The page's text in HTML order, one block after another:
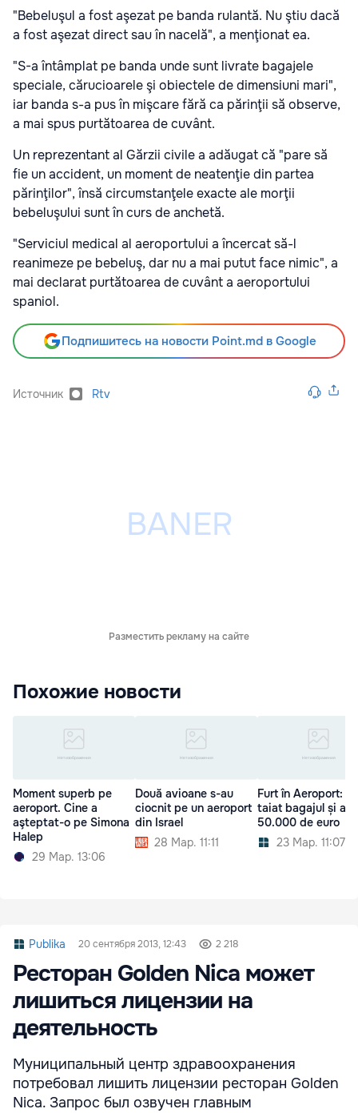
"Bebeluşul a fost aşezat pe banda rulantă. Nu ştiu dacă
a fost aşezat direct sau în nacelă", a menţionat ea.
"S-a întâmplat pe banda unde sunt livrate bagajele
speciale, cărucioarele şi obiectele de dimensiuni mari",
iar banda s-a pus în mişcare fără ca părinţii să observe,
a mai spus purtătoarea de cuvânt.
Un reprezentant al Gărzii civile a adăugat că "pare să
fie un accident, un moment de neatenţie din partea
părinţilor", însă circumstanţele exacte ale morţii
bebeluşului sunt în curs de anchetă.
"Serviciul medical al aeroportului a încercat să-l
reanimeze pe bebeluş, dar nu a mai putut face nimic", a
mai declarat purtătoarea de cuvânt a aeroportului
spaniol.
Подпишитесь на новости Point.md в Google
Источник Rtv
Разместить рекламу на сайте
Похожие новости
Moment superb pe
aeroport. Cine a
aşteptat-o pe Simona
Halep
29 Мар. 13:06
Două avioane s-au
ciocnit pe un aeroport
din Israel
28 Мар. 11:11
Furt în Aeroport: A
taiat bagajul și a
50.000 de euro
23 Мар. 11:07
Publika 20 сентября 2013, 12:43 2 218
Ресторан Golden Nica может
лишиться лицензии на
деятельность
Муниципальный центр здравоохранения
потребовал лишить лицензии ресторан Golden
Nica. Запрос был озвучен главным